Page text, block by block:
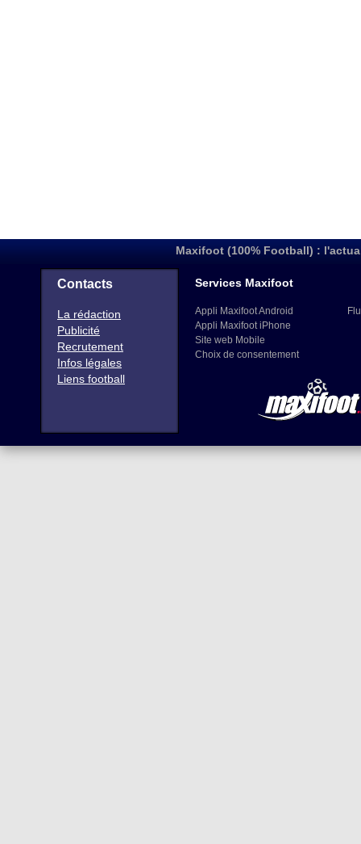
Maxifoot (100% Football) :
Contacts
La rédaction
Publicité
Recrutement
Infos légales
Liens football
Services Maxifoot
Appli Maxifoot Android
Appli Maxifoot iPhone
Site web Mobile
Choix de consentement